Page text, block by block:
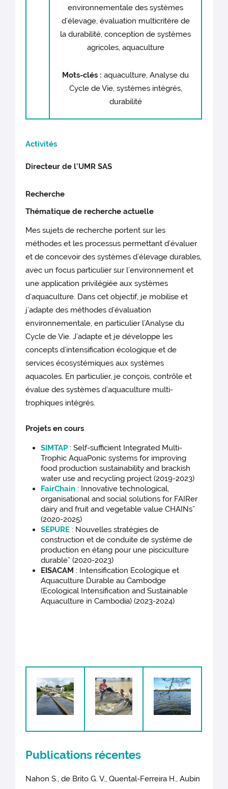
environnementale des systèmes
d’élevage, évaluation multicritère de
la durabilité, conception de systèmes
agricoles, aquaculture
Mots-clés :aquaculture, Analyse du
Cycle de Vie, systèmes intégrés,
durabilité
Activités
Directeur de l'UMR SAS
Recherche
Thématique de recherche actuelle
Mes sujets de recherche portent sur les
méthodes et les processus permettant d’évaluer
et de concevoir des systèmes d’élevage durables,
avec un focus particulier sur l’environnement et
une application privilégiée aux systèmes
d’aquaculture. Dans cet objectif, je mobilise et
j’adapte des méthodes d’évaluation
environnementale, en particulier l’Analyse du
Cycle de Vie. J’adapte et je développe les
concepts d’intensification écologique et de
services écosystémiques aux systèmes
aquacoles. En particulier, je conçois, contrôle et
évalue des systèmes d’aquaculture multi-
trophiques intégrés.
Projets en cours
SIMTAP : Self-sufficient Integrated Multi-
Trophic AquaPonic systems for improving
food production sustainability and brackish
water use and recycling project (2019-2023)
FairChain : Innovative technological,
organisational and social solutions for FAIRer
dairy and fruit and vegetable value CHAINs”
(2020-2025)
SEPURE : Nouvelles stratégies de
construction et de conduite de système de
production en étang pour une pisciculture
durable” (2020-2023)
EISACAM : Intensification Ecologique et
Aquaculture Durable au Cambodge
(Ecological Intensification and Sustainable
Aquaculture in Cambodia) (2023-2024)
Publications récentes
Nahon S., de Brito G. V., Quental-Ferreira H., Aubin